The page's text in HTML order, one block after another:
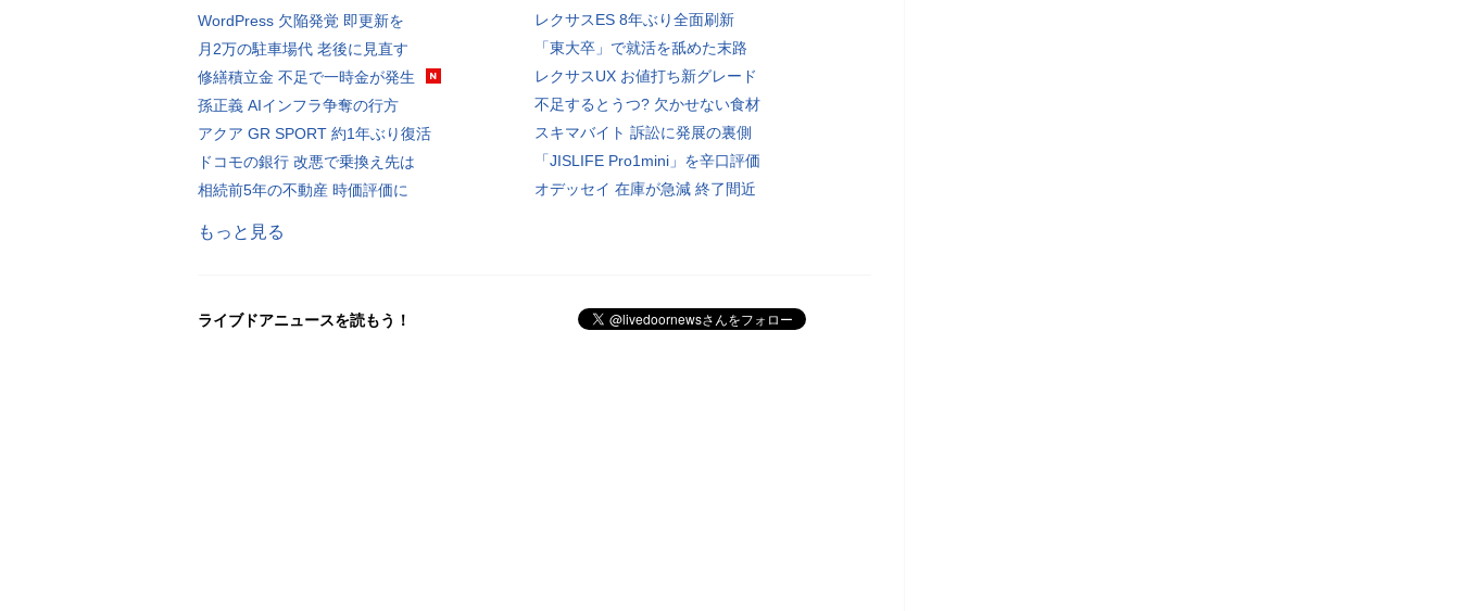
WordPress 欠陥発覚 即更新を
月2万の駐車場代 老後に見直す
修繕積立金 不足で一時金が発生
孫正義 AIインフラ争奪の行方
アクア GR SPORT 約1年ぶり復活
ドコモの銀行 改悪で乗換え先は
相続前5年の不動産 時価評価に
レクサスES 8年ぶり全面刷新
「東大卒」で就活を舐めた末路
レクサスUX お値打ち新グレード
不足するとうつ? 欠かせない食材
スキマバイト 訴訟に発展の裏側
「JISLIFE Pro1mini」を辛口評価
オデッセイ 在庫が急減 終了間近
もっと見る
ライブドアニュースを読もう！